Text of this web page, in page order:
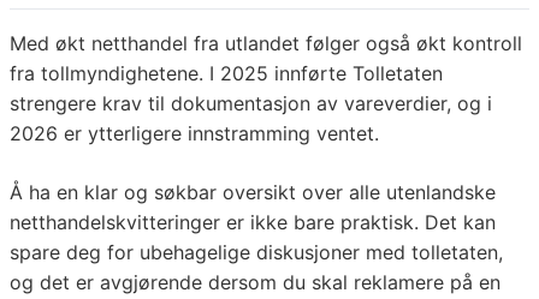
Med økt netthandel fra utlandet følger også økt kontroll
fra tollmyndighetene. I 2025 innførte Tolletaten
strengere krav til dokumentasjon av vareverdier, og i
2026 er ytterligere innstramming ventet.
Å ha en klar og søkbar oversikt over alle utenlandske
netthandelskvitteringer er ikke bare praktisk. Det kan
spare deg for ubehagelige diskusjoner med tolletaten,
og det er avgjørende dersom du skal reklamere på en